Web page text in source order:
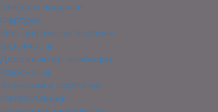
Пледы и подушки
Фартуки
Корпоративные подарки
Визитницы
Дорожные органайзеры
Ключницы
Кошельки и портмоне
Метеостанции